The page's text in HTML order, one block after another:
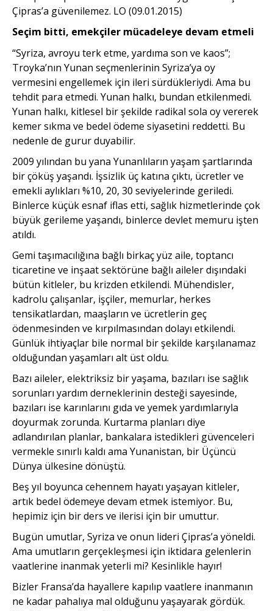
Çipras’a güvenilemez. LO (09.01.2015)
Seçim bitti, emekçiler mücadeleye devam etmeli
“Syriza, avroyu terk etme, yar­dıma son ve kaos”;
Troyka’nın Yunan seçmenlerinin Syriza’ya oy
vermesini engellemek için ileri sürdükleriydi. Ama bu
tehdit para etmedi. Yunan halkı, bundan etki­lenmedi.
Yunan halkı, kitlesel bir şekilde radikal sola oy vererek
kemer sıkma ve bedel ödeme siyasetini reddetti. Bu
nedenle de gurur duyabilir.
2009 yılından bu yana Yunanlıların yaşam şartlarında
bir çöküş yaşandı. İşsizlik üç katına çıktı, ücretler ve
emekli aylıkları %10, 20, 30 seviyelerinde geriledi.
Binlerce küçük esnaf iflas etti, sağlık hizmetlerinde çok
büyük gerileme yaşandı, binlerce devlet memuru işten
atıldı.
Gemi taşımacılığına bağlı birkaç yüz aile, toptancı
ticaretine ve inşaat sektörüne bağlı aileler dışındaki
bütün kitleler, bu krizden etkilendi. Mühendisler,
kadrolu çalışanlar, işçiler, memurlar, herkes
tensikatlardan, maaşların ve ücretlerin geç
ödenmesinden ve kırpılmasından dolayı etkilendi.
Günlük ihtiyaçlar bile normal bir şekilde karşılanamaz
olduğundan yaşam­ları alt üst oldu.
Bazı aileler, elektriksiz bir yaşama, bazıları ise sağlık
sorun­ları yardım derneklerinin desteği sayesinde,
bazıları ise karınlarını gıda ve yemek yardımlarıyla
doyurmak zorunda. Kurtarma planları diye
adlandırılan planlar, bankalara istedikleri güvenceleri
vermekle sınırlı kaldı ama Yunanistan, bir Üçüncü
Dünya ülkesine dönüştü.
Beş yıl boyunca cehennem hayatı yaşayan kitleler,
artık bedel ödemeye devam etmek istemiyor. Bu,
hepimiz için bir ders ve ilerisi için bir umuttur.
Bugün umutlar, Syriza ve onun lideri Çipras’a yöneldi.
Ama umutların gerçekleşmesi için ikti­dara gelenlerin
vaatlerine inanmak yeterli mi? Kesinlikle hayır!
Bizler Fransa’da hayallere kapılıp vaatlere inanmanın
ne kadar pahalıya mal olduğunu yaşayarak gördük.